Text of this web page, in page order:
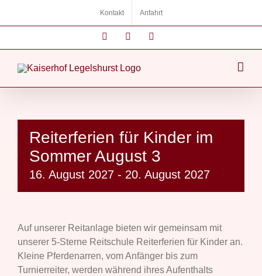
Kontakt Anfahrt
InstagramFacebook
Reiterferien für Kinder im
Sommer August 3
16. August 2027 - 20. August 2027
Auf unserer Reitanlage bieten wir gemeinsam mit
unserer 5-Sterne Reitschule Reiterferien für Kinder an.
Kleine Pferdenarren, vom Anfänger bis zum
Turnierreiter, werden während ihres Aufenthalts